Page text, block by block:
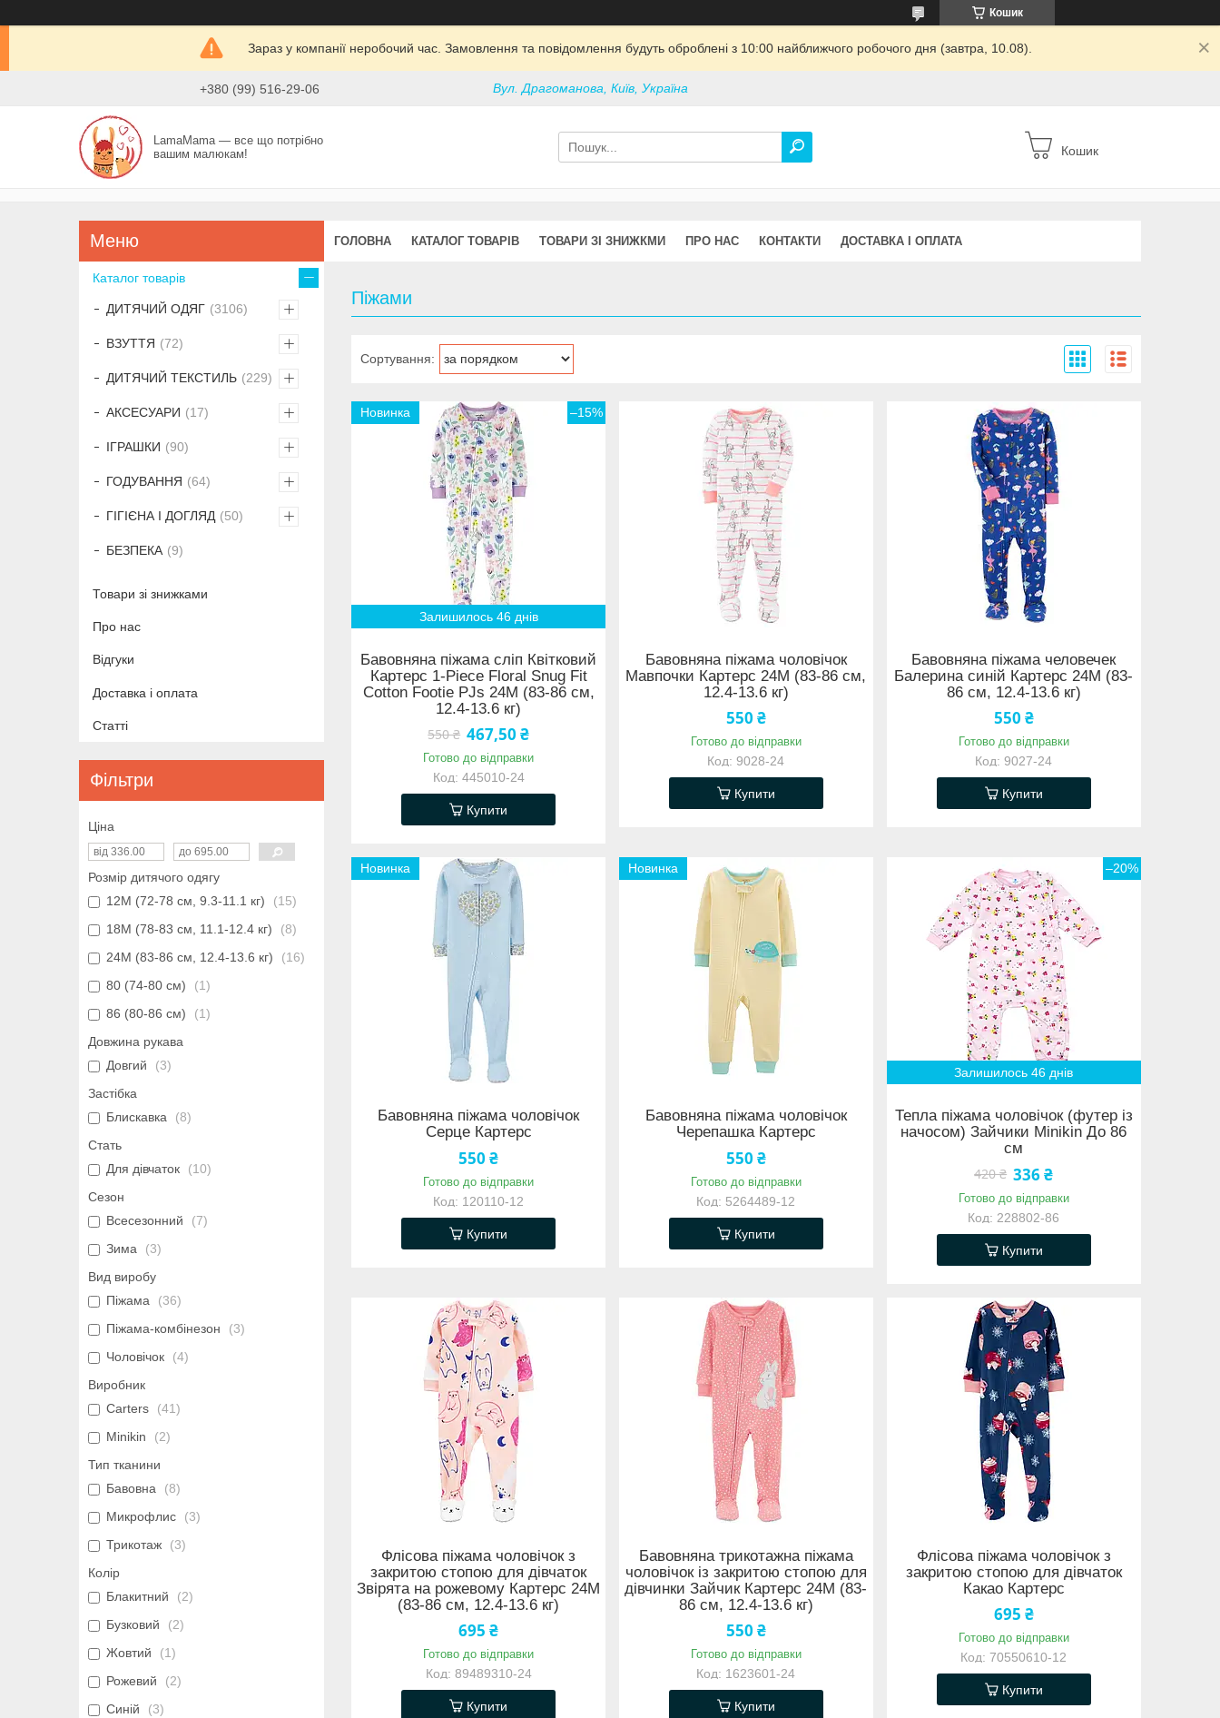
Кошик
Зараз у компанії неробочий час. Замовлення та повідомлення будуть оброблені з 10:00 найближчого робочого дня (завтра, 10.08).
+380 (99) 516-29-06 Вул. Драгоманова, Київ, Україна
LamaMama — все що потрібно
вашим малюкам!
Кошик
ГОЛОВНА КАТАЛОГ ТОВАРІВ ТОВАРИ ЗІ ЗНИЖКМИ ПРО НАС КОНТАКТИ ДОСТАВКА І ОПЛАТА
Піжами
Новинка –15%
Залишилось 46 днів
Бавовняна піжама сліп Квітковий
Картерс 1-Piece Floral Snug Fit
Cotton Footie PJs 24М (83-86 см,
12.4-13.6 кг)
550 ₴ 467,50 ₴
Готово до відправки
445010-24
Купити
Бавовняна піжама чоловічок
Мавпочки Картерс 24М (83-86 см,
12.4-13.6 кг)
550 ₴
Готово до відправки
9028-24
Купити
Бавовняна піжама человечек
Балерина синій Картерс 24М (83-
86 см, 12.4-13.6 кг)
550 ₴
Готово до відправки
9027-24
Купити
Новинка
Бавовняна піжама чоловічок
Серце Картерс
550 ₴
Готово до відправки
120110-12
Купити
Новинка
Бавовняна піжама чоловічок
Черепашка Картерс
550 ₴
Готово до відправки
5264489-12
Купити
–20%
Залишилось 46 днів
Тепла піжама чоловічок (футер із
начосом) Зайчики Minikin До 86
см
420 ₴ 336 ₴
Готово до відправки
228802-86
Купити
Флісова піжама чоловічок з
закритою стопою для дівчаток
Звірята на рожевому Картерс 24М
(83-86 см, 12.4-13.6 кг)
695 ₴
Готово до відправки
89489310-24
Купити
Бавовняна трикотажна піжама
чоловічок із закритою стопою для
дівчинки Зайчик Картерс 24М (83-
86 см, 12.4-13.6 кг)
550 ₴
Готово до відправки
1623601-24
Купити
Флісова піжама чоловічок з
закритою стопою для дівчаток
Какао Картерс
695 ₴
Готово до відправки
70550610-12
Купити
Каталог товарів
ДИТЯЧИЙ ОДЯГ 3106
ВЗУТТЯ 72
ДИТЯЧИЙ ТЕКСТИЛЬ 229
АКСЕСУАРИ 17
ІГРАШКИ 90
ГОДУВАННЯ 64
ГІГІЄНА І ДОГЛЯД 50
БЕЗПЕКА 9
Товари зі знижками
Про нас
Відгуки
Доставка і оплата
Статті
Фільтри
Ціна
Розмір дитячого одягу
12М (72-78 см, 9.3-11.1 кг)
15
18М (78-83 см, 11.1-12.4 кг)
8
24М (83-86 см, 12.4-13.6 кг)
16
80 (74-80 см)
1
86 (80-86 см)
1
Довжина рукава
Довгий
3
Застібка
Блискавка
8
Стать
Для дівчаток
10
Сезон
Всесезонний
7
Зима
3
Вид виробу
Піжама
36
Піжама-комбінезон
3
Чоловічок
4
Виробник
Carters
41
Minikin
2
Тип тканини
Бавовна
8
Микрофлис
3
Трикотаж
3
Колір
Блакитний
2
Бузковий
2
Жовтий
1
Рожевий
2
Синій
3